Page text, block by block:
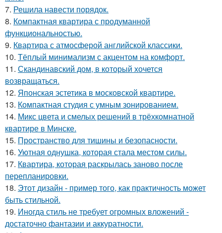
7. Решила навести порядок.
8. Компактная квартира с продуманной
функциональностью.
9. Квартира с атмосферой английской классики.
10. Тёплый минимализм с акцентом на комфорт.
11. Скандинавский дом, в который хочется
возвращаться.
12. Японская эстетика в московской квартире.
13. Компактная студия с умным зонированием.
14. Микс цвета и смелых решений в трёхкомнатной
квартире в Минске.
15. Пространство для тишины и безопасности.
16. Уютная однушка, которая стала местом силы.
17. Квартира, которая раскрылась заново после
перепланировки.
18. Этот дизайн - пример того, как практичность может
быть стильной.
19. Иногда стиль не требует огромных вложений -
достаточно фантазии и аккуратности.